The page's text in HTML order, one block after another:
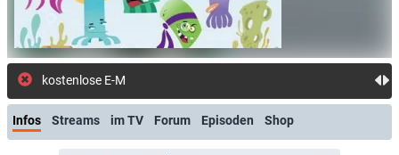
kostenlose E-Mail-Benachrichtig
Infos Streams im TV Forum Episoden Shop